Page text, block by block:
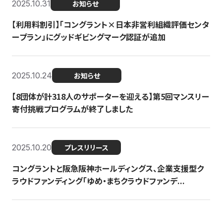
2025.10.31 お知らせ
【利用料割引】「コングラント×日本非営利組織評価センタ
ープラン」にグッドギビングマーク認証が追加
2025.10.24 お知らせ
【8団体が計318人のサポーターを迎える】​​第5回マンスリー
寄付挑戦プログラムが終了しました
2025.10.20 プレスリリース
コングラントと阪急阪神ホールディングス、企業支援型ク
ラウドファンディング「ゆめ・まちクラウドファンデ...